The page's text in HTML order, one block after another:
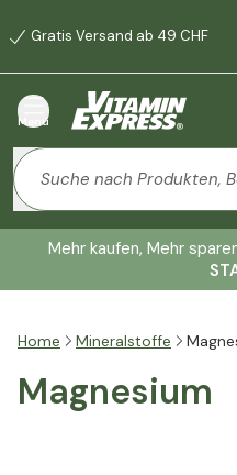
Gratis Versand ab 49 CHF
Menü
Mehr kaufen, Mehr
Home Mineralstoffe
Magnesium